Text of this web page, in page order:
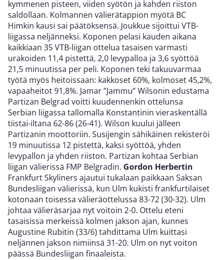
kymmenen pisteen, viiden syötön ja kahden riiston
saldollaan. Kolmannen välierätappion myötä BC
Himkin kausi sai päätöksensä. Joukkue sijoittui VTB-
liigassa neljänneksi. Koponen pelasi kauden aikana
kaikkiaan 35 VTB-liigan ottelua tasaisen varmasti
urakoiden 11,4 pistettä, 2,0 levypalloa ja 3,6 syöttöä
21,5 minuutissa per peli. Koponen teki takuuvarmaa
työtä myös heitoissaan: kakkoset 60%, kolmoset 45,2%,
vapaaheitot 91,8%. Jamar ”Jammu” Wilsonin edustama
Partizan Belgrad voitti kuudennenkin ottelunsa
Serbian liigassa tallomalla Konstantinin vieraskentällä
tiistai-iltana 62-86 (26-41). Wilson kuului jälleen
Partizanin moottoriin. Susijengin sähikäinen rekisteröi
19 minuutissa 12 pistettä, kaksi syöttöä, yhden
levypallon ja yhden riiston. Partizan kohtaa Serbian
liigan välierissä FMP Belgradin. Gordon Herbertin
Frankfurt Skyliners ajautui tukalaan paikkaan Saksan
Bundesliigan välierissä, kun Ulm kukisti frankfurtilaiset
kotonaan toisessa välieräottelussa 83-72 (30-32). Ulm
johtaa välieräsarjaa nyt voitoin 2-0. Ottelu eteni
tasaisissa merkeissä kolmen jakson ajan, kunnes
Augustine Rubitin (33/6) tahdittama Ulm kuittasi
neljännen jakson nimiinsä 31-20. Ulm on nyt voiton
päässä Bundesliigan finaaleista.